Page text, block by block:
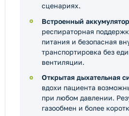
сценариях.
Встроенный аккумулятор
респираторная
питания и безопасная
транспортировка без
вентиляции.
Открытая дыхательная
вдохи пациента
при любом давлении.
газообмен и более